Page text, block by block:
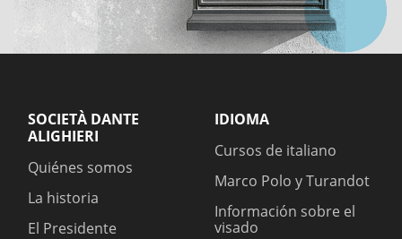
SOCIETÀ DANTE
ALIGHIERI
Quiénes somos
La historia
El Presidente
IDIOMA
Cursos de italiano
Marco Polo y Turandot
Información sobre el
visado